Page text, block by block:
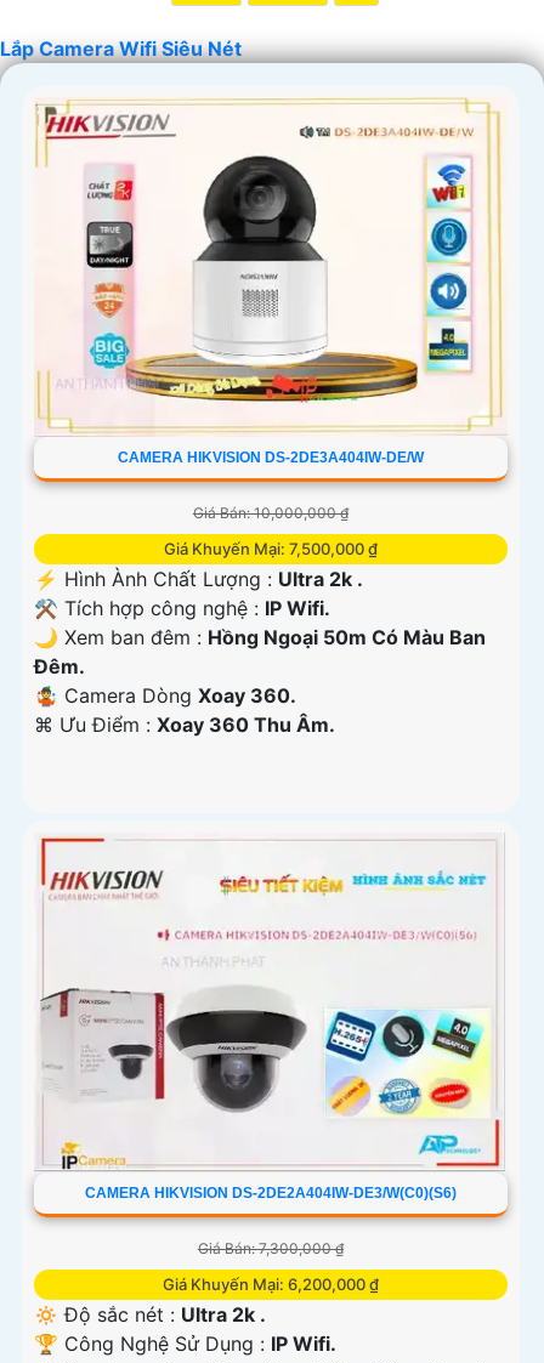
Lắp Camera Wifi Siêu Nét
CAMERA HIKVISION DS-2DE3A404IW-DE/W
Giá Bán: 10,000,000 ₫
Giá Khuyến Mại: 7,500,000 ₫
️⚡ Hình Ành Chất Lượng : Ultra 2k .
⚒ Tích hợp công nghệ : IP Wifi.
🌙 Xem ban đêm : Hồng Ngoại 50m Có Màu Ban
Đêm.
🤹 Camera Dòng Xoay 360.
️⌘ Ưu Điểm : Xoay 360 Thu Âm.
CAMERA HIKVISION DS-2DE2A404IW-DE3/W(C0)(S6)
Giá Bán: 7,300,000 ₫
Giá Khuyến Mại: 6,200,000 ₫
🔅 Độ sắc nét : Ultra 2k .
🏆 Công Nghệ Sử Dụng : IP Wifi.